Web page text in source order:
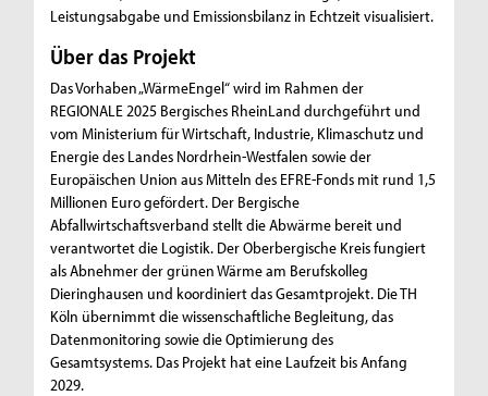
Leistungsabgabe und Emissionsbilanz in Echtzeit visualisiert.
Über das Projekt
Das Vorhaben „WärmeEngel“ wird im Rahmen der
REGIONALE 2025 Bergisches RheinLand durchgeführt und
vom Ministerium für Wirtschaft, Industrie, Klimaschutz und
Energie des Landes Nordrhein-Westfalen sowie der
Europäischen Union aus Mitteln des EFRE-Fonds mit rund 1,5
Millionen Euro gefördert. Der Bergische
Abfallwirtschaftsverband stellt die Abwärme bereit und
verantwortet die Logistik. Der Oberbergische Kreis fungiert
als Abnehmer der grünen Wärme am Berufskolleg
Dieringhausen und koordiniert das Gesamtprojekt. Die TH
Köln übernimmt die wissenschaftliche Begleitung, das
Datenmonitoring sowie die Optimierung des
Gesamtsystems. Das Projekt hat eine Laufzeit bis Anfang
2029.